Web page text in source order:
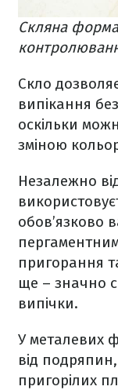
Скляна
Скло
випікання
оскільки
зміною
Незалежно
обов’язково
пригорання
ще – значно
випічки.
У металевих
від
пригорілих